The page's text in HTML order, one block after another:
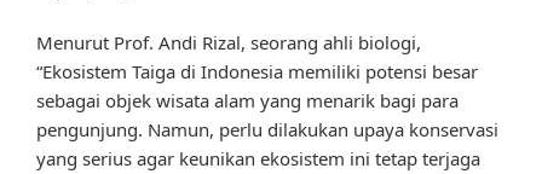
Menurut Prof. Andi Rizal, seorang ahli biologi,
“Ekosistem Taiga di Indonesia memiliki potensi besar
sebagai objek wisata alam yang menarik bagi para
pengunjung. Namun, perlu dilakukan upaya konservasi
yang serius agar keunikan ekosistem ini tetap terjaga